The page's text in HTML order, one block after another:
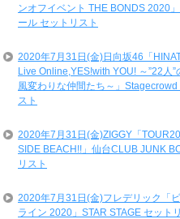
ンオフイベント THE BONDS 2020
ール セットリスト
2020年7月31日(金)日向坂46「
Live Online,YES!with YOU! ～”22人”
風変わりな仲間たち～」Stagecrowd
スト
2020年7月31日(金)ZIGGY「
SIDE BEACH!!」仙台CLUB JUNK
リスト
2020年7月31日(金)フレデリック「
ライン 2020」STAR STAGE セット